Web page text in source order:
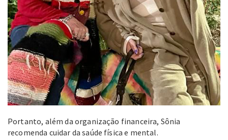
Portanto, além da organização financeira, Sônia
recomenda cuidar da saúde física e mental.